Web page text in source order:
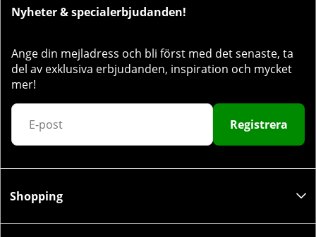
Nyheter & specialerbjudanden!
Ange din mejladress och bli först med det senaste, ta
del av exklusiva erbjudanden, inspiration och mycket
mer!
Registrera
Shopping